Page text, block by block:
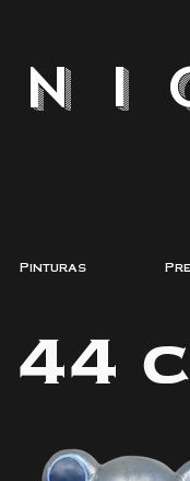
44
Pinturas